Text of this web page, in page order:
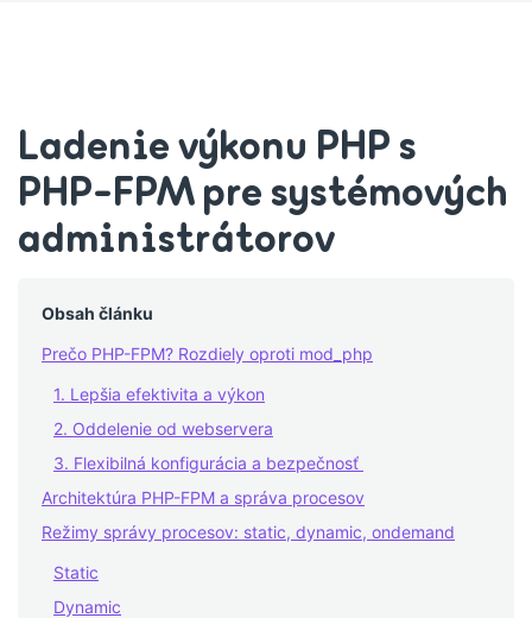
Ladenie výkonu PHP s
PHP-FPM pre systémových
administrátorov
Obsah článku
Prečo PHP-FPM? Rozdiely oproti mod_php
1. Lepšia efektivita a výkon
2. Oddelenie od webservera
3. Flexibilná konfigurácia a bezpečnosť
Architektúra PHP-FPM a správa procesov
Režimy správy procesov: static, dynamic, ondemand
Static
Dynamic